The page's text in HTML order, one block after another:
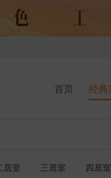
首页 经典
居室 三居室
四居室